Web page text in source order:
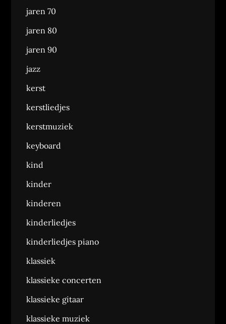
jaren 70
jaren 80
jaren 90
jazz
kerst
kerstliedjes
kerstmuziek
keyboard
kind
kinder
kinderen
kinderliedjes
kinderliedjes piano
klassiek
klassieke concerten
klassieke gitaar
klassieke muziek